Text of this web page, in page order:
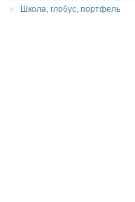
Школа, глобус, портфель